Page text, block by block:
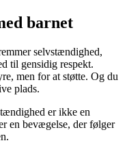
barnet
selvstændighed,
til gensidig respekt.
men for at støtte. Og du
plads.
er ikke en
en bevægelse, der følger